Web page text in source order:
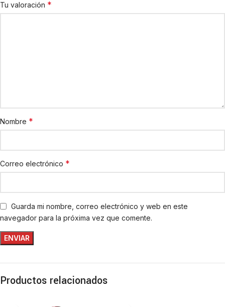
Tu valoración *
Nombre *
Correo electrónico *
Guarda mi nombre, correo electrónico y web en este
navegador para la próxima vez que comente.
Productos relacionados